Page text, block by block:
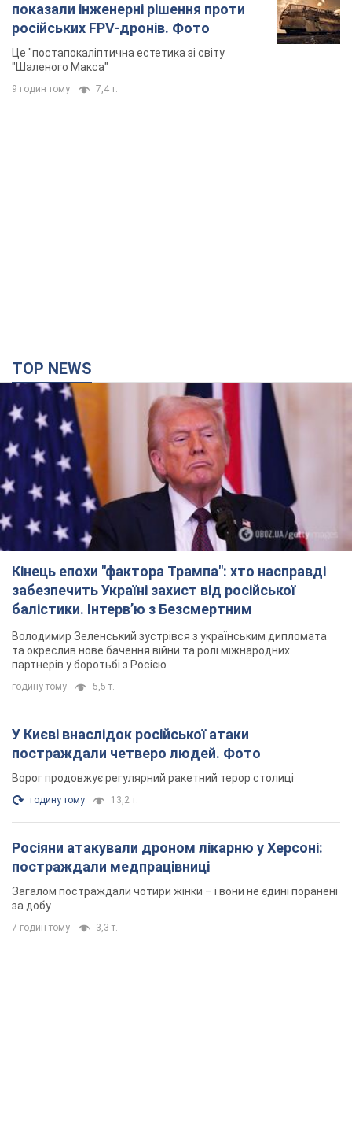
показали інженерні рішення проти
російських FPV-дронів. Фото
Це "постапокаліптична естетика зі світу
"Шаленого Макса"
9 годин тому 7,4 т.
TOP NEWS
Кінець епохи "фактора Трампа": хто насправді
забезпечить Україні захист від російської
балістики. Інтерв’ю з Безсмертним
Володимир Зеленський зустрівся з українським дипломата
та окреслив нове бачення війни та ролі міжнародних
партнерів у боротьбі з Росією
годину тому 5,5 т.
У Києві внаслідок російської атаки
постраждали четверо людей. Фото
Ворог продовжує регулярний ракетний терор столиці
годину тому 13,2 т.
Росіяни атакували дроном лікарню у Херсоні:
постраждали медпрацівниці
Загалом постраждали чотири жінки – і вони не єдині поранені
за добу
7 годин тому 3,3 т.